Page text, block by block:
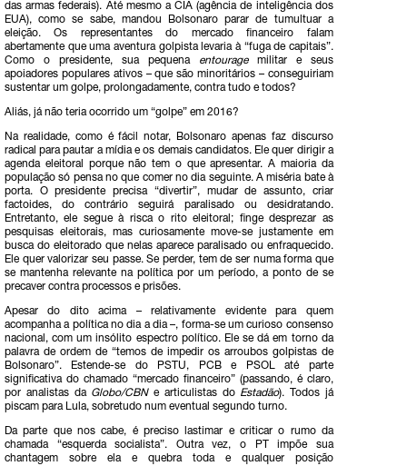
das armas federais). Até mesmo a CIA (agência de inteligência dos
EUA), como se sabe, mandou Bolsonaro parar de tumultuar a
eleição. Os representantes do mercado financeiro falam
abertamente que uma aventura golpista levaria à “fuga de capitais”.
Como o presidente, sua pequena entouragemilitar e seus
apoiadores populares ativos – que são minoritários – conseguiriam
sustentar um golpe, prolongadamente, contra tudo e todos?
Aliás, já não teria ocorrido um “golpe” em 2016?
Na realidade, como é fácil notar, Bolsonaro apenas faz discurso
radical para pautar a mídia e os demais candidatos. Ele quer dirigir a
agenda eleitoral porque não tem o que apresentar. A maioria da
população só pensa no que comer no dia seguinte. A miséria bate à
porta. O presidente precisa “divertir”, mudar de assunto, criar
factoides, do contrário seguirá paralisado ou desidratando.
Entretanto, ele segue à risca o rito eleitoral; finge desprezar as
pesquisas eleitorais, mas curiosamente move-se justamente em
busca do eleitorado que nelas aparece paralisado ou enfraquecido.
Ele quer valorizar seu passe. Se perder, tem de ser numa forma que
se mantenha relevante na política por um período, a ponto de se
precaver contra processos e prisões.
Apesar do dito acima – relativamente evidente para quem
acompanha a política no dia a dia –, forma-se um curioso consenso
nacional, com um insólito espectro político. Ele se dá em torno da
palavra de ordem de “temos de impedir os arroubos golpistas de
Bolsonaro”. Estende-se do PSTU, PCB e PSOL até parte
significativa do chamado “mercado financeiro” (passando, é claro,
por analistas da Globo/CBNe articulistas do Estadão). Todos já
piscam para Lula, sobretudo num eventual segundo turno.
Da parte que nos cabe, é preciso lastimar e criticar o rumo da
chamada “esquerda socialista”. Outra vez, o PT impõe sua
chantagem sobre ela e quebra toda e qualquer posição